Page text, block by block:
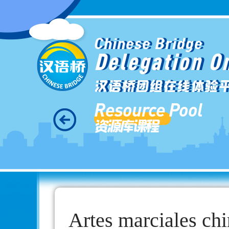
Chinese Bridge
Delegation
汉语桥团组在线体验
Resource Pool
资源库课程
Artes marciales